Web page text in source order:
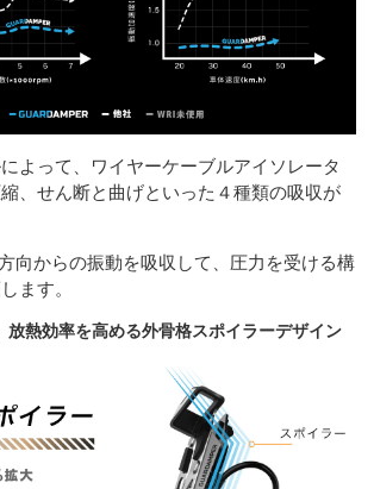
よって、ワイヤーケーブルアイソレータ
、せん断と曲げといった４種類の吸収が
向からの振動を吸収して、圧力を受ける構
ます。
放熱効率を高める外骨格スポイラーデザイン